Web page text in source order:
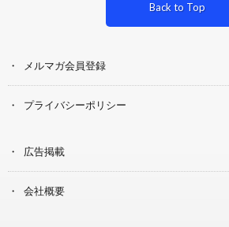
Back to Top
メルマガ会員登録
プライバシーポリシー
広告掲載
会社概要